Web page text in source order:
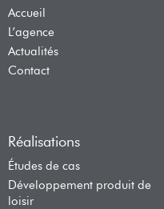
Accueil
L’agence
Actualités
Contact
Réalisations
Études de cas
Développement produit de
loisir